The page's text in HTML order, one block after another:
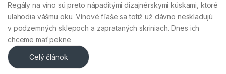
Regály na víno sú preto nápaditými dizajnérskymi kúskami, ktoré
ulahodia vášmu oku. Vínové fľaše sa totiž už dávno neskladujú
v podzemných sklepoch a zaprataných skriniach. Dnes ich
chceme mať pekne
Celý článok